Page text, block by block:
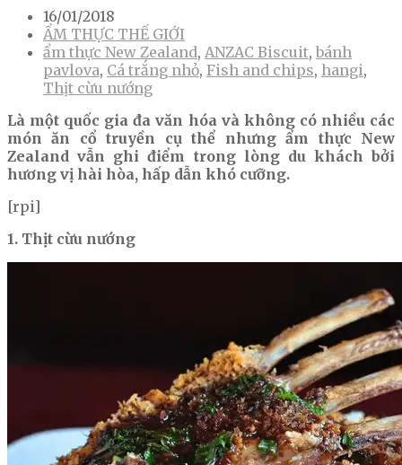
16/01/2018
ẨM THỰC THẾ GIỚI
ẩm thực New Zealand, ANZAC Biscuit, bánh
pavlova, Cá trắng nhỏ, Fish and chips, hangi,
Thịt cừu nướng
Là một quốc gia đa văn hóa và không có nhiều các
món ăn cổ truyền cụ thể nhưng ẩm thực New
Zealand vẫn ghi điểm trong lòng du khách bởi
hương vị hài hòa, hấp dẫn khó cưỡng.
[rpi]
1. Thịt cừu nướng